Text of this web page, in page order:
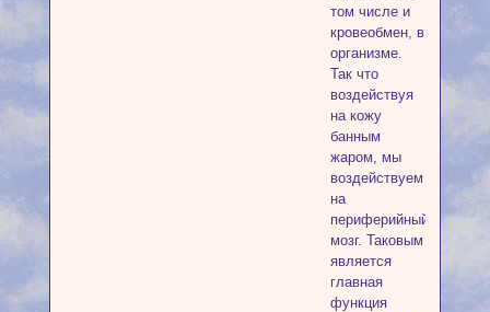
том числе и
кровеобмен, в
организме.
Так что
воздействуя
на кожу
банным
жаром, мы
воздействуем
на
периферийный
мозг. Таковым
является
главная
функция